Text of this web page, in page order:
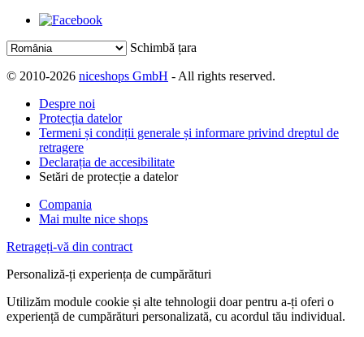
Schimbă țara
© 2010-2026 niceshops GmbH - All rights reserved.
Despre noi
Protecția datelor
Termeni și condiții generale și informare privind dreptul de
retragere
Declarația de accesibilitate
Setări de protecție a datelor
Compania
Mai multe nice shops
Retrageți-vă din contract
Personaliză-ți experiența de cumpărături
Utilizăm module cookie și alte tehnologii doar pentru a-ți oferi o
experiență de cumpărături personalizată, cu acordul tău individual.